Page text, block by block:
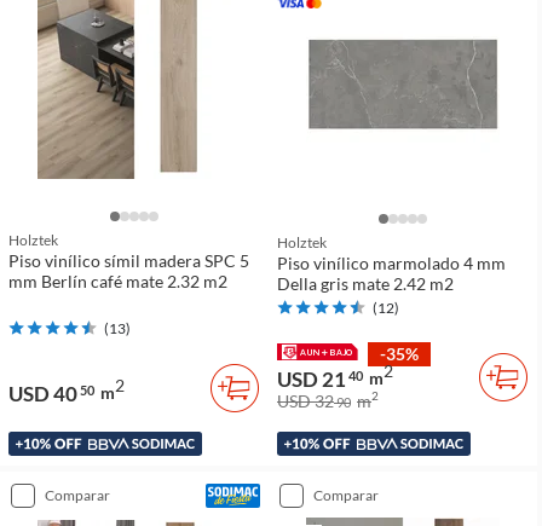
Holztek
Piso vinílico símil madera SPC 5
mm Berlín café mate 2.32 m2
(13)
USD 4050 m2
Holztek
Piso vinílico marmolado 4 mm
Della gris mate 2.42 m2
(12)
-35%
USD 21 40 m2
USD 3290 m2
comparar comparar